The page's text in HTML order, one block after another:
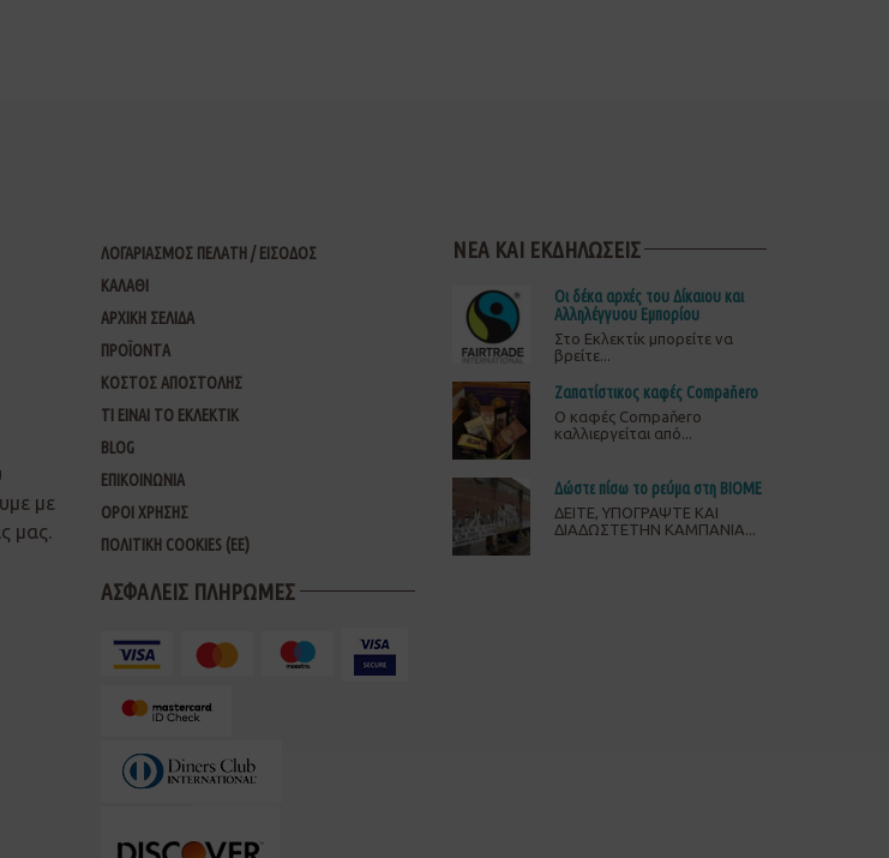
με
μας.
ΛΟΓΑΡΙΑΣΜΟΣ ΠΕΛΑΤΗ / ΕΙΣΟΔΟΣ
ΚΑΛΑΘΙ
ΑΡΧΙΚΗ ΣΕΛΙΔΑ
ΠΡΟΪΟΝΤΑ
ΚΟΣΤΟΣ ΑΠΟΣΤΟΛΗΣ
ΤΙ ΕΙΝΑΙ ΤΟ ΕΚΛΕΚΤΙΚ
BLOG
ΕΠΙΚΟΙΝΩΝΙΑ
ΟΡΟΙ ΧΡΗΣΗΣ
ΠΟΛΙΤΙΚΗ COOKIES (ΕΕ)
ΑΣΦΑΛΕΙΣ ΠΛΗΡΩΜΕΣ
ΝΕΑ ΚΑΙ ΕΚΔΗΛΩΣΕΙΣ
Οι δέκα αρχές του Δίκαιου και
Αλληλέγγυου Εμπορίου
Στο Εκλεκτίκ μπορείτε να
βρείτε...
Ζαπατίστικος καφές Compaňero
O καφές Compaňero
καλλιεργείται από...
Δώστε πίσω το ρεύμα στη ΒΙΟΜΕ
ΔΕΙΤΕ, ΥΠΟΓΡΑΨΤΕ ΚΑΙ
ΔΙΑΔΩΣΤΕΤΗΝ ΚΑΜΠΑΝΙΑ...